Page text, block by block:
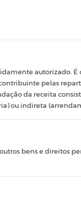
autorizado. É
pelas
da receita
ou indireta
bens e direitos